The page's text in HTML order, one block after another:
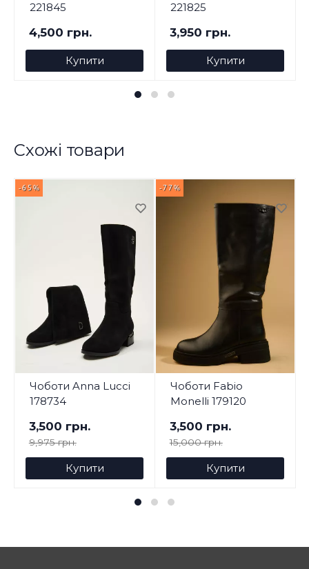
221845
4,500 грн.
Купити
221825
3,950 грн.
Купити
Схожі товари
-65%
Чоботи Anna Lucci
178734
3,500 грн.
9,975 грн.
Купити
-77%
Чоботи Fabio
Monelli 179120
3,500 грн.
15,000 грн.
Купити